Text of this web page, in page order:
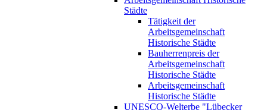
Städte
Tätigkeit der
Arbeitsgemeinschaft
Historische Städte
Bauherrenpreis der
Arbeitsgemeinschaft
Historische Städte
Arbeitsgemeinschaft
Historische Städte
UNESCO-Welterbe "Lübecker